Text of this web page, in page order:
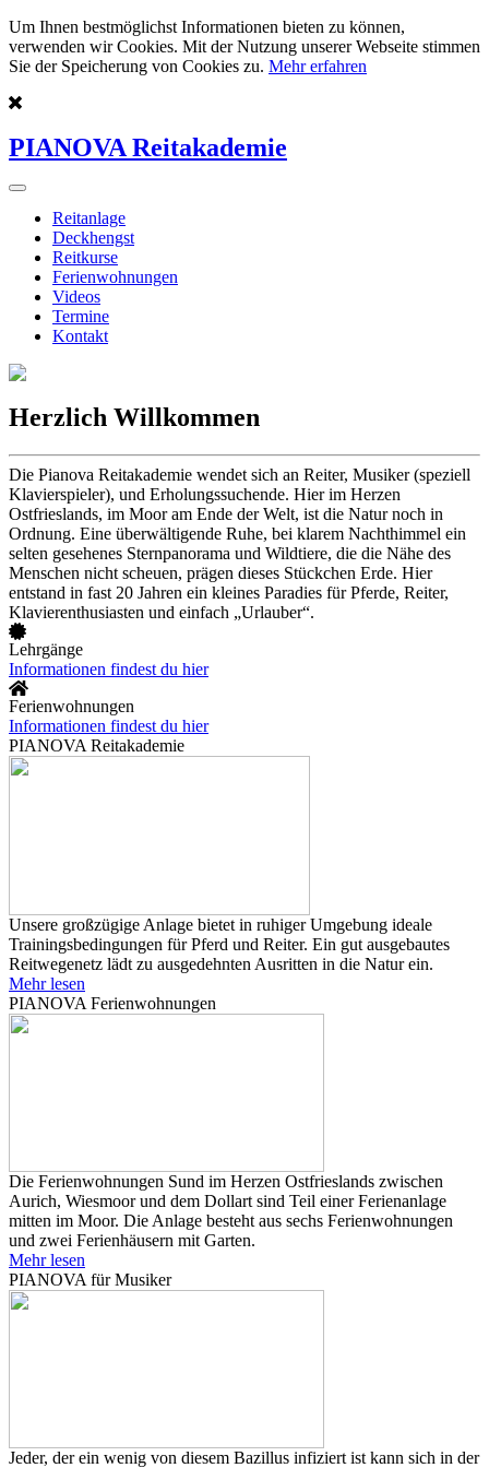
Um Ihnen bestmöglichst Informationen bieten zu können,
verwenden wir Cookies. Mit der Nutzung unserer Webseite stimmen
Sie der Speicherung von Cookies zu. Mehr erfahren
PIANOVA Reitakademie
Reitanlage
Deckhengst
Reitkurse
Ferienwohnungen
Videos
Termine
Kontakt
Herzlich Willkommen
Die Pianova Reitakademie wendet sich an Reiter, Musiker (speziell
Klavierspieler), und Erholungssuchende. Hier im Herzen
Ostfrieslands, im Moor am Ende der Welt, ist die Natur noch in
Ordnung. Eine überwältigende Ruhe, bei klarem Nachthimmel ein
selten gesehenes Sternpanorama und Wildtiere, die die Nähe des
Menschen nicht scheuen, prägen dieses Stückchen Erde. Hier
entstand in fast 20 Jahren ein kleines Paradies für Pferde, Reiter,
Klavierenthusiasten und einfach „Urlauber“.
Lehrgänge
Informationen findest du hier
Ferienwohnungen
Informationen findest du hier
PIANOVA Reitakademie
Unsere großzügige Anlage bietet in ruhiger Umgebung ideale
Trainingsbedingungen für Pferd und Reiter. Ein gut ausgebautes
Reitwegenetz lädt zu ausgedehnten Ausritten in die Natur ein.
Mehr lesen
PIANOVA Ferienwohnungen
Die Ferienwohnungen Sund im Herzen Ostfrieslands zwischen
Aurich, Wiesmoor und dem Dollart sind Teil einer Ferienanlage
mitten im Moor. Die Anlage besteht aus sechs Ferienwohnungen
und zwei Ferienhäusern mit Garten.
Mehr lesen
PIANOVA für Musiker
Jeder, der ein wenig von diesem Bazillus infiziert ist kann sich in der